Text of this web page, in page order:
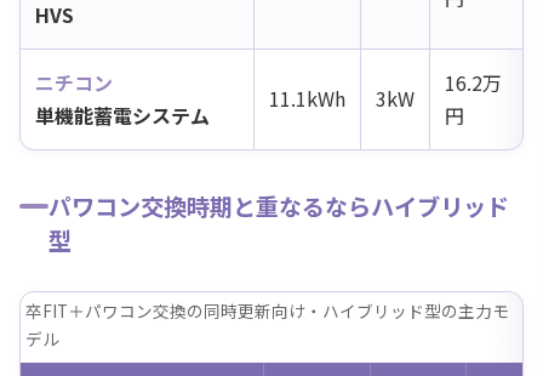
HVS
ニチコン
単機能蓄電システム
11.1kWh 3kW
16.2万
円
パワコン交換時期と重なるならハイブリッド
型
卒FIT＋パワコン交換の同時更新向け・ハイブリッド型の主力モ
デル